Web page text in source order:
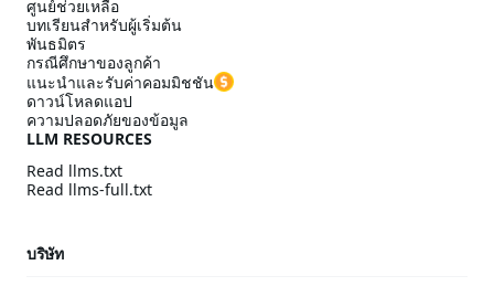
ศูนย์ช่วยเหลือ
บทเรียนสำหรับผู้เริ่มต้น
พันธมิตร
กรณีศึกษาของลูกค้า
แนะนำและรับค่าคอมมิชชัน
ดาวน์โหลดแอป
ความปลอดภัยของข้อมูล
LLM RESOURCES
Read llms.txt
Read llms-full.txt
บริษัท